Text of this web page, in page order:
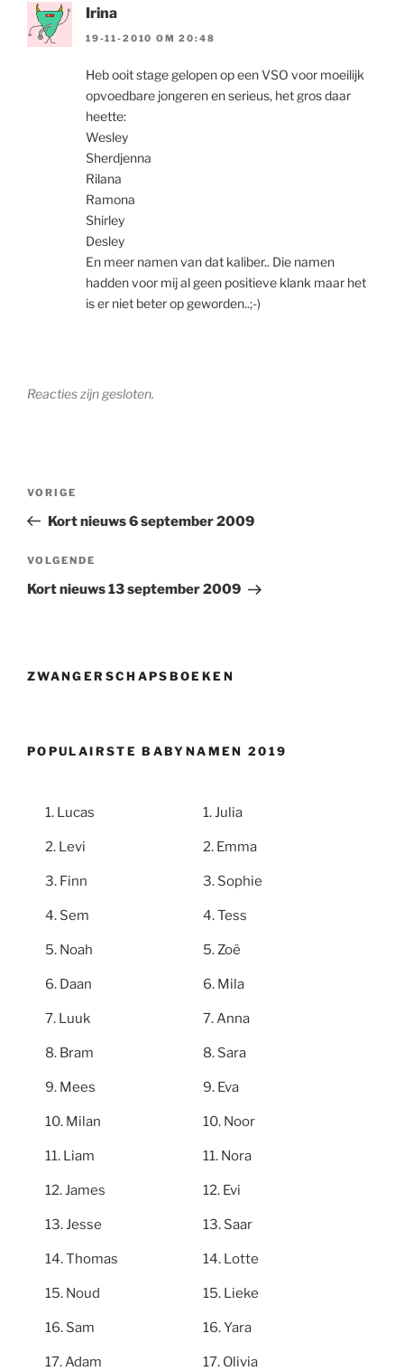
Irina
19-11-2010 OM 20:48
Heb ooit stage gelopen op een VSO voor moeilijk
opvoedbare jongeren en serieus, het gros daar
heette:
Wesley
Sherdjenna
Rilana
Ramona
Shirley
Desley
En meer namen van dat kaliber.. Die namen
hadden voor mij al geen positieve klank maar het
is er niet beter op geworden..;-)
Reacties zijn gesloten.
Vorig
bericht
VORIGE
Kort nieuws 6 september 2009
Volgend
bericht
VOLGENDE
Kort nieuws 13 september 2009
ZWANGERSCHAPSBOEKEN
POPULAIRSTE BABYNAMEN 2019
Lucas
Levi
Finn
Sem
Noah
Daan
Luuk
Bram
Mees
Milan
Liam
James
Jesse
Thomas
Noud
Sam
Adam
Julia
Emma
Sophie
Tess
Zoë
Mila
Anna
Sara
Eva
Noor
Nora
Evi
Saar
Lotte
Lieke
Yara
Olivia